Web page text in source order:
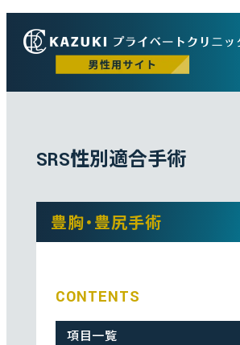
SRS性別適合手術
豊胸・豊尻手術
CONTENTS
項目一覧